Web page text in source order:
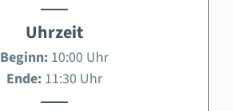
Uhrzeit
Beginn: 10:00 Uhr
Ende: 11:30 Uhr